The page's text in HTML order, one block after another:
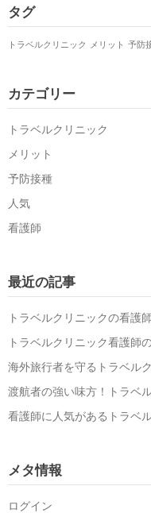
タグ
トラベルクリニック メリット 予防
カテゴリー
トラベルクリニック
メリット
予防接種
人気
看護師
最近の記事
トラベルクリニックの看護
トラベルクリニック看護師
海外旅行者を守るトラベル
渡航者の強い味方！トラベ
看護師に人気があるトラベ
メタ情報
ログイン